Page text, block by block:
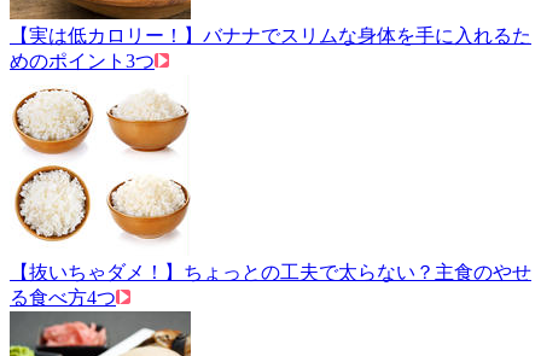
【実は低カロリー！】バナナでスリムな身体を手に入れるた
めのポイント3つ
【抜いちゃダメ！】ちょっとの工夫で太らない？主食のやせ
る食べ方4つ